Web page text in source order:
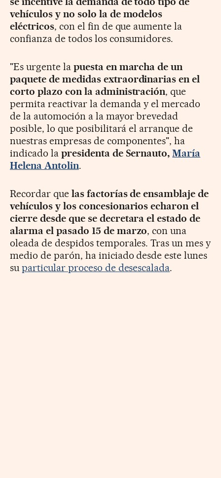
vehículos y no solo la de modelos
eléctricos, con el fin de que aumente la
confianza de todos los consumidores.
"Es urgente la puesta en marcha de un
paquete de medidas extraordinarias en el
corto plazo con la administración, que
permita reactivar la demanda y el mercado
de la automoción a la mayor brevedad
posible, lo que posibilitará el arranque de
nuestras empresas de componentes", ha
indicado la presidenta de Sernauto,María
Helena Antolin.
Recordar que las factorías de ensamblaje de
vehículos y los concesionarios echaron el
cierre desde que se decretara el estado de
alarma el pasado 15 de marzo, con una
oleada de despidos temporales. Tras un mes y
medio de parón, ha iniciado desde este lunes
su particular proceso de desescalada.